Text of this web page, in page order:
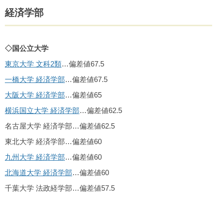
経済学部
◇国公立大学
東京大学 文科2類…偏差値67.5
一橋大学 経済学部…偏差値67.5
大阪大学 経済学部…偏差値65
横浜国立大学 経済学部…偏差値62.5
名古屋大学 経済学部…偏差値62.5
東北大学 経済学部…偏差値60
九州大学 経済学部…偏差値60
北海道大学 経済学部…偏差値60
千葉大学 法政経学部…偏差値57.5